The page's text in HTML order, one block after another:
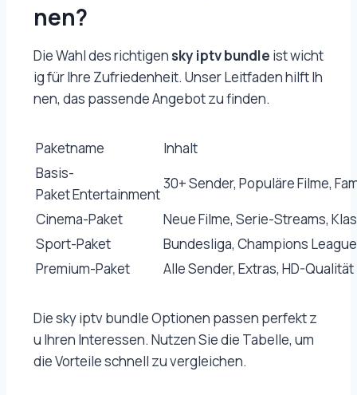
nen?
Die Wahl des richtigen sky iptv bundle ist wicht
ig für Ihre Zufriedenheit. Unser Leitfaden hilft Ih
nen, das passende Angebot zu finden.
Paketname
Inhalt
Basis-
Paket Entertainment
30+ Sender, Populäre Filme,
Cinema-Paket
Neue Filme, Serie-Streams,
Sport-Paket
Bundesliga, Champions
Premium-Paket
Alle Sender, Extras, HD-Qualität
Die sky iptv bundle Optionen passen perfekt z
u Ihren Interessen. Nutzen Sie die Tabelle, um
die Vorteile schnell zu vergleichen.